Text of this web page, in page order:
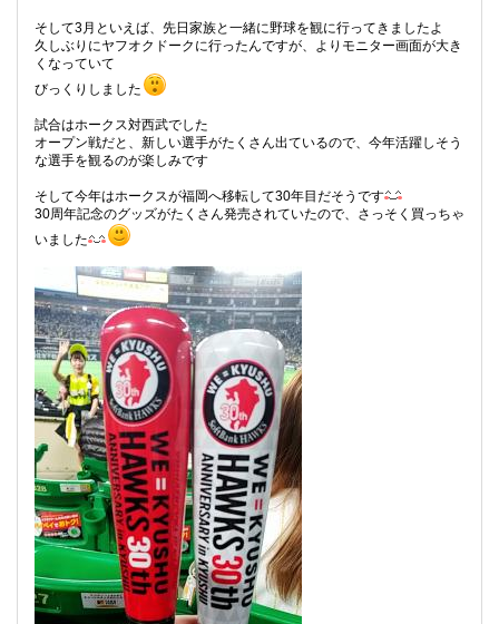
そして3月といえば、先日家族と一緒に野球を観に行ってきましたよ
久しぶりにヤフオクドークに行ったんですが、よりモニター画面が大き
くなっていて
びっくりしました
試合はホークス対西武でした
オープン戦だと、新しい選手がたくさん出ているので、今年活躍しそう
な選手を観るのが楽しみです
そして今年はホークスが福岡へ移転して30年目だそうです
30周年記念のグッズがたくさん発売されていたので、さっそく買っちゃ
いました